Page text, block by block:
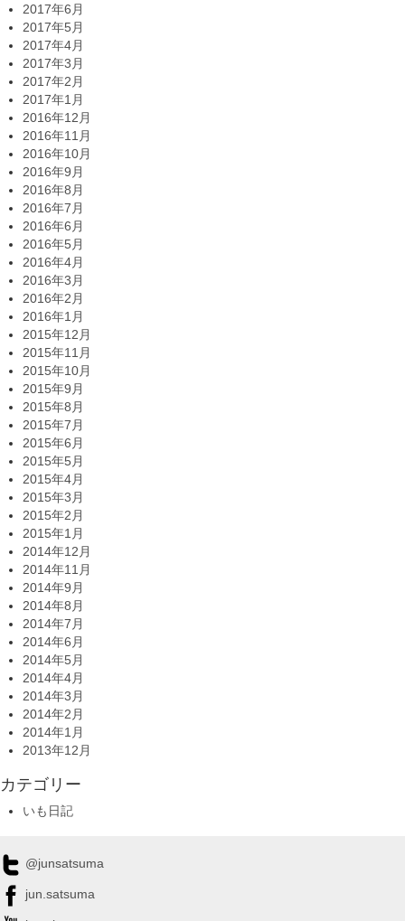
2017年6月
2017年5月
2017年4月
2017年3月
2017年2月
2017年1月
2016年12月
2016年11月
2016年10月
2016年9月
2016年8月
2016年7月
2016年6月
2016年5月
2016年4月
2016年3月
2016年2月
2016年1月
2015年12月
2015年11月
2015年10月
2015年9月
2015年8月
2015年7月
2015年6月
2015年5月
2015年4月
2015年3月
2015年2月
2015年1月
2014年12月
2014年11月
2014年9月
2014年8月
2014年7月
2014年6月
2014年5月
2014年4月
2014年3月
2014年2月
2014年1月
2013年12月
カテゴリー
いも日記
@junsatsuma
jun.satsuma